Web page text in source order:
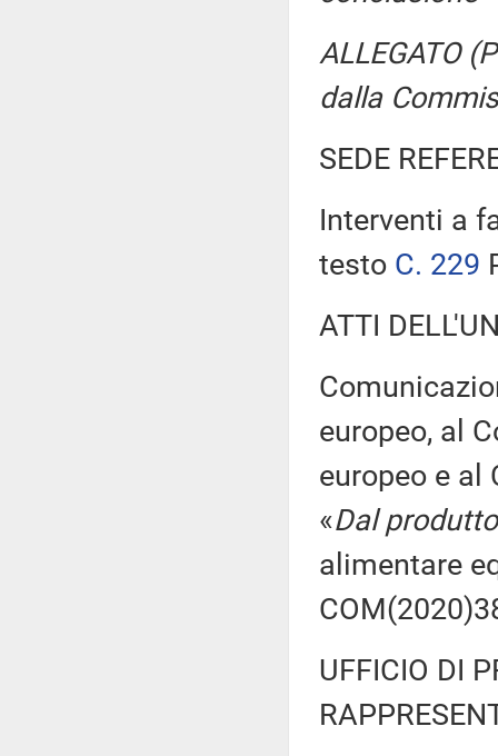
ALLEGATO
dalla
SEDE
Interventi a
testo C. 229
ATTI
europeo, al
europeo e al
«Dal
alimentare
UFFICIO DI